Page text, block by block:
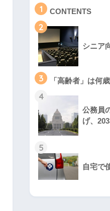
1 CONTENTS
2
シニア
3 「高齢者」は何
4
公務員
げ、
5
自宅で